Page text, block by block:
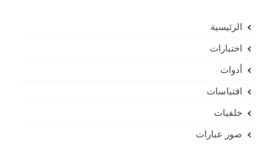
الرئيسية
اختبارات
أدوات
اقتباسات
خلفيات
صور عبارات